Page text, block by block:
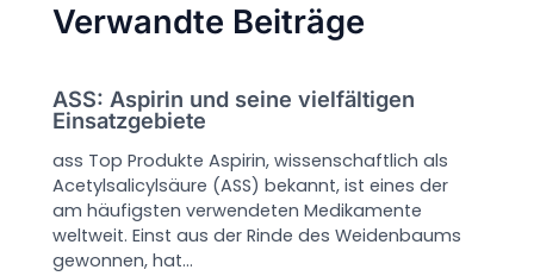
Verwandte Beiträge
ASS: Aspirin und seine vielfältigen
Einsatzgebiete
ass Top Produkte Aspirin, wissenschaftlich als
Acetylsalicylsäure (ASS) bekannt, ist eines der
am häufigsten verwendeten Medikamente
weltweit. Einst aus der Rinde des Weidenbaums
gewonnen, hat…